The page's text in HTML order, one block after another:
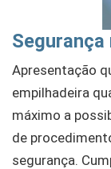
Segurança
Apresentação
empilhadeira
máximo a
de
segurança.